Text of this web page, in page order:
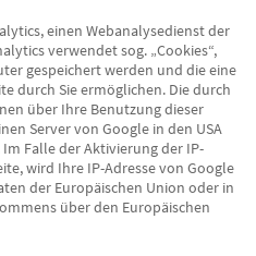
einen Webanalysedienst der
verwendet sog. „Cookies“,
gespeichert werden und die eine
durch Sie ermöglichen. Die durch
über Ihre Benutzung dieser
Server von Google in den USA
Falle der Aktivierung der IP-
wird Ihre IP-Adresse von Google
der Europäischen Union oder in
über den Europäischen